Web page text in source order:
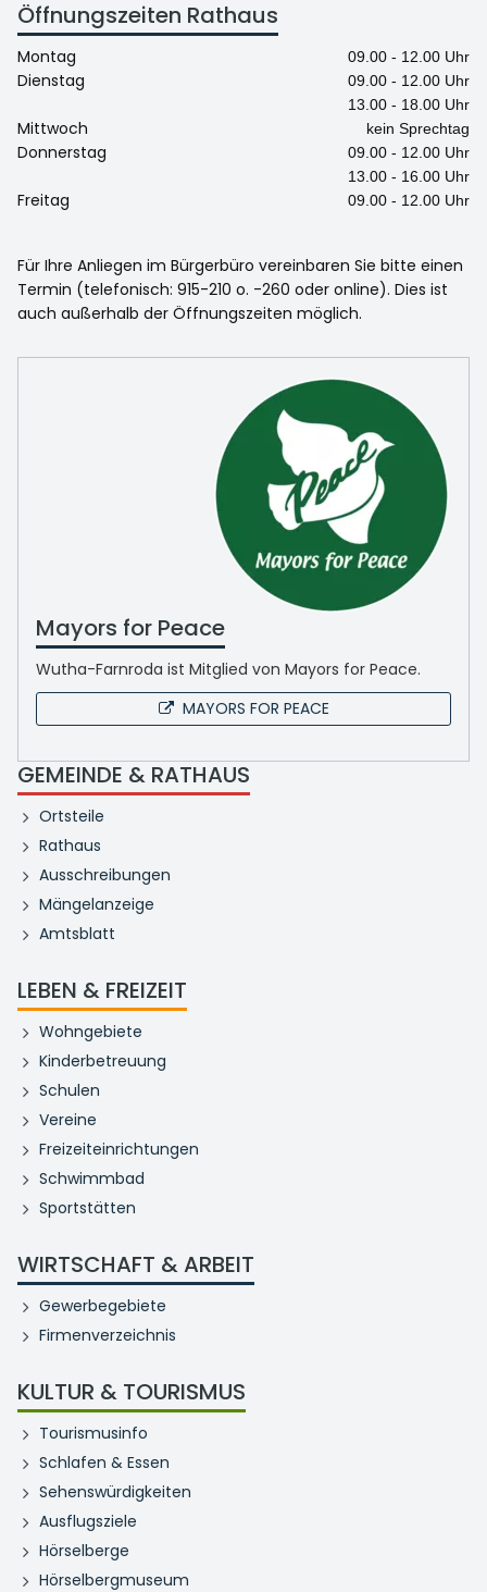
Öffnungszeiten Rathaus
Montag 09.00 - 12.00 Uhr
Dienstag
09.00 - 12.00 Uhr
13.00 - 18.00 Uhr
Mittwoch kein Sprechtag
Donnerstag
09.00 - 12.00 Uhr
13.00 - 16.00 Uhr
Freitag 09.00 - 12.00 Uhr
Für Ihre Anliegen im Bürgerbüro vereinbaren Sie bitte einen
Termin (telefonisch: 915-210 o. -260 oder online). Dies ist
auch außerhalb der Öffnungszeiten möglich.
Mayors for Peace
Wutha-Farnroda ist Mitglied von Mayors for Peace.
MAYORS FOR PEACE
GEMEINDE & RATHAUS
Ortsteile
Rathaus
Ausschreibungen
Mängelanzeige
Amtsblatt
LEBEN & FREIZEIT
Wohngebiete
Kinderbetreuung
Schulen
Vereine
Freizeiteinrichtungen
Schwimmbad
Sportstätten
WIRTSCHAFT & ARBEIT
Gewerbegebiete
Firmenverzeichnis
KULTUR & TOURISMUS
Tourismusinfo
Schlafen & Essen
Sehenswürdigkeiten
Ausflugsziele
Hörselberge
Hörselbergmuseum